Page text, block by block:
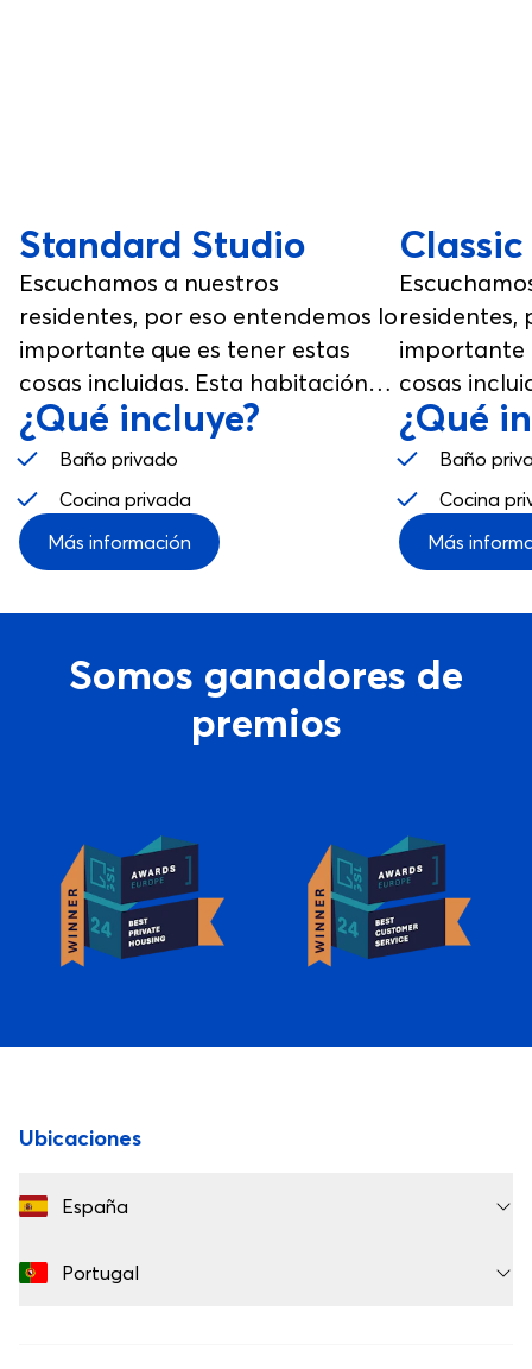
Standard Studio
Escuchamos a nuestros
residentes, por eso entendemos lo
importante que es tener estas
cosas incluidas. Esta habitación
fue diseñada para que la
disfrutes, desde tu estudio hasta
¿Qué incluye?
Baño privado
Cocina privada
Más información
residentes,
importante
cosas
fue
disfrutes,
¿Qué
Baño
Cocina
Más
Somos ganadores de
premios
Ubicaciones
España
Portugal